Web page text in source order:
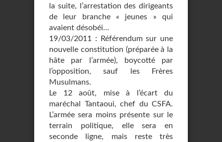
la suite, l’arrestation des dirigeants
de leur branche « jeunes » qui
avaient désobéi…
19/03/2011 : Référendum sur une
nouvelle constitution (préparée à la
hâte par l’armée), boycotté par
l’opposition, sauf les Frères
Musulmans.
Le 12 août, mise à l’écart du
maréchal Tantaoui, chef du CSFA.
L’armée sera moins présente sur le
terrain politique, elle sera en
seconde ligne, mais reste très